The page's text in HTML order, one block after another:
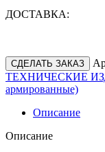
ДОСТАВКА:
СДЕЛАТЬ ЗАКАЗ
ТЕХНИЧЕСКИЕ
армированные)
Описание
Описание